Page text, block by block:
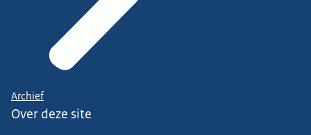
Archief
Over deze site